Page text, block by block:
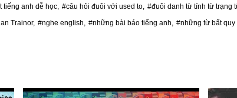
tiếng anh dễ học, #câu hỏi đuôi với used to, #đuôi danh từ tính từ trạng
Trainor, #nghe english, #những bài báo tiếng anh, #những từ bất quy